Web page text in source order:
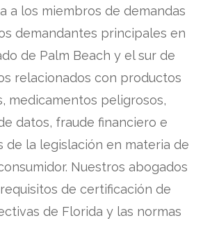
a los miembros de demandas
demandantes principales en
de Palm Beach y el sur de
relacionados con productos
medicamentos peligrosos,
datos, fraude financiero e
de la legislación en materia de
Nuestros abogados
de certificación de
de Florida y las normas